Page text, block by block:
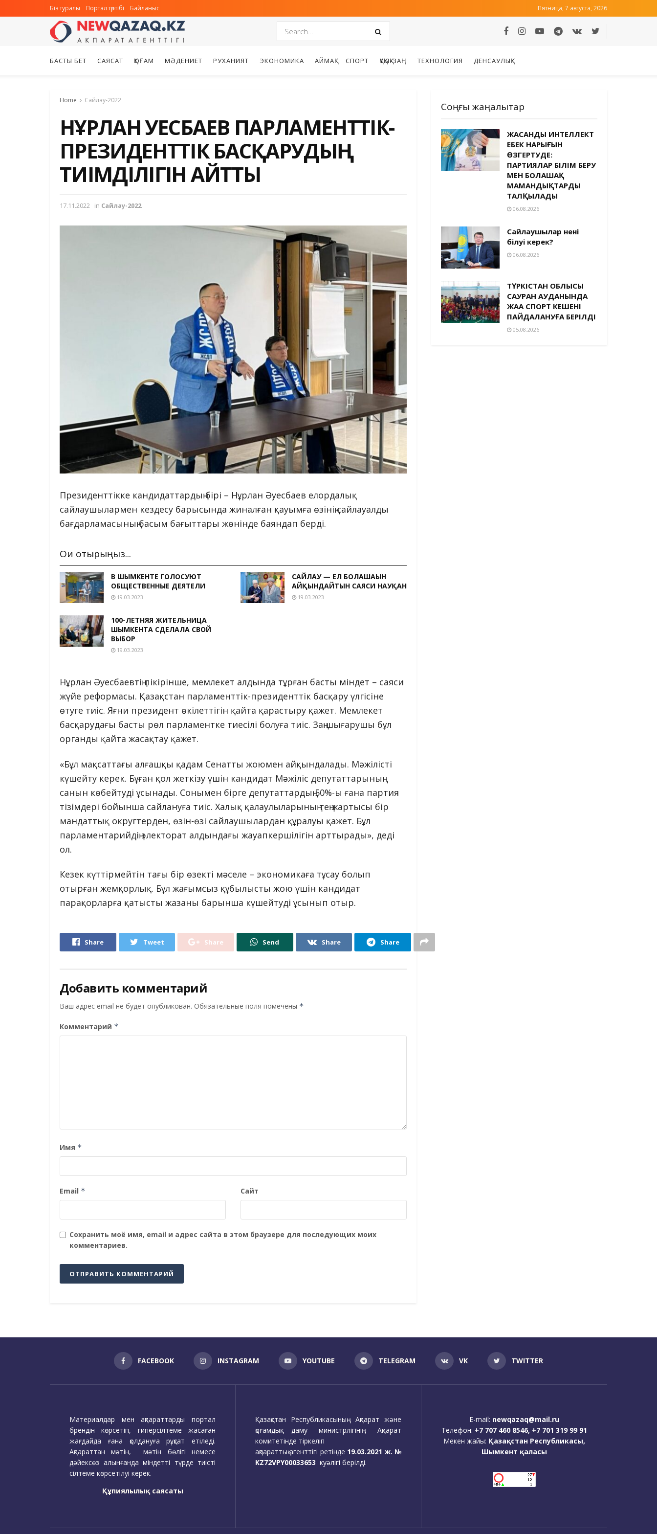
Біз туралы Портал тәртібі Байланыс Пятница, 7 августа, 2026
БАСТЫ БЕТ САЯСАТ ҚОҒАМ МӘДЕНИЕТ РУХАНИЯТ ЭКОНОМИКА АЙМАҚ СПОРТ ҚҰҚЫҚ-ЗАҢ ТЕХНОЛОГИЯ ДЕНСАУЛЫҚ
Home Сайлау-2022
НҰРЛАН ӘУЕСБАЕВ ПАРЛАМЕНТТІК-
ПРЕЗИДЕНТТІК БАСҚАРУДЫҢ
ТИІМДІЛІГІН АЙТТЫ
17.11.2022 in Сайлау-2022
Президенттікке кандидаттардың бірі – Нұрлан Әуесбаев елордалық
сайлаушылармен кездесу барысында жиналған қауымға өзінің сайлауалды
бағдарламасының басым бағыттары жөнінде баяндап берді.
Оқи отырыңыз...
В ШЫМКЕНТЕ ГОЛОСУЮТ
ОБЩЕСТВЕННЫЕ ДЕЯТЕЛИ
19.03.2023
САЙЛАУ — ЕЛ БОЛАШАҒЫН
АЙҚЫНДАЙТЫН САЯСИ НАУҚАН
19.03.2023
100-ЛЕТНЯЯ ЖИТЕЛЬНИЦА
ШЫМКЕНТА СДЕЛАЛА СВОЙ
ВЫБОР
19.03.2023
Нұрлан Әуесбаевтің пікірінше, мемлекет алдында тұрған басты міндет – саяси
жүйе реформасы. Қазақстан парламенттік-президенттік басқару үлгісіне
өтуге тиіс. Яғни президент өкілеттігін қайта қарастыру қажет. Мемлекет
басқарудағы басты рөл парламентке тиесілі болуға тиіс. Заң шығарушы бұл
органды қайта жасақтау қажет.
«Бұл мақсаттағы алғашқы қадам Сенатты жоюмен айқындалады. Мәжілісті
күшейту керек. Бұған қол жеткізу үшін кандидат Мәжіліс депутаттарының
санын көбейтуді ұсынады. Сонымен бірге депутаттардың 50%-ы ғана партия
тізімдері бойынша сайлануға тиіс. Халық қалаулыларының тең жартысы бір
мандаттық округтерден, өзін-өзі сайлаушылардан құралуы қажет. Бұл
парламентарийдің электорат алдындағы жауапкершілігін арттырады», деді
ол.
Кезек күттірмейтін тағы бір өзекті мәселе – экономикаға тұсау болып
отырған жемқорлық. Бұл жағымсыз құбылысты жою үшін кандидат
парақорларға қатысты жазаны барынша күшейтуді ұсынып отыр.
Share Tweet Share Send Share Share
Добавить комментарий
Ваш адрес email не будет опубликован. Обязательные поля помечены *
Комментарий *
Имя *
Email * Сайт
Сохранить моё имя, email и адрес сайта в этом браузере для последующих моих
комментариев.
Соңғы жаңалықтар
ЖАСАНДЫ ИНТЕЛЛЕКТ
ЕҢБЕК НАРЫҒЫН
ӨЗГЕРТУДЕ:
ПАРТИЯЛАР БІЛІМ БЕРУ
МЕН БОЛАШАҚ
МАМАНДЫҚТАРДЫ
ТАЛҚЫЛАДЫ
06.08.2026
Сайлаушылар нені
білуі керек?
06.08.2026
ТҮРКІСТАН ОБЛЫСЫ
САУРАН АУДАНЫНДА
ЖАҢА СПОРТ КЕШЕНІ
ПАЙДАЛАНУҒА БЕРІЛДІ
05.08.2026
FACEBOOK INSTAGRAM YOUTUBE TELEGRAM VK TWITTER
Материалдар мен ақпараттарды портал
брендін көрсетіп, гиперсілтеме жасаған
жағдайда ғана қолдануға рұқсат етіледі.
Ақпараттан мәтін, мәтін бөлігі немесе
дәйексөз алынғанда міндетті түрде тиісті
сілтеме көрсетілуі керек.
Құпиялылық саясаты
Қазақстан Республикасының Ақпарат және
қоғамдық даму министрлігінің Ақпарат
комитетінде тіркеліп
ақпараттық агенттігі ретінде 19.03.2021 ж. №
KZ72VPY00033653 куәлігі берілді.
E-mail: newqazaq@mail.ru
Телефон: +7 707 460 8546, +7 701 319 99 91
Мекен жайы: Қазақстан Республикасы,
Шымкент қаласы